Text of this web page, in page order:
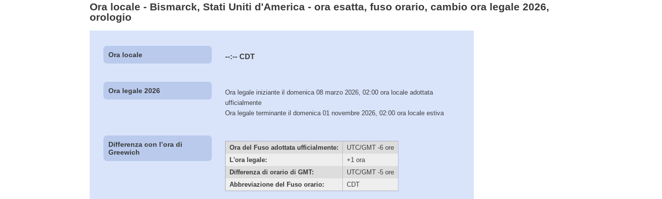
Ora locale - Bismarck, Stati Uniti d'America - ora esatta, fuso orario, cambio ora legale 2026,
orologio
Ora locale --:-- CDT
Ora legale 2026
Ora legale iniziante il domenica 08 marzo 2026, 02:00 ora locale adottata
ufficialmente
Ora legale terminante il domenica 01 novembre 2026, 02:00 ora locale estiva
Differenza con l’ora di
Greewich
Ora del Fuso adottata ufficialmente:
UTC/GMT -6 ore
L'ora legale:
+1 ora
Differenza di orario di GMT:
UTC/GMT -5 ore
Abbreviazione del Fuso orario:
CDT